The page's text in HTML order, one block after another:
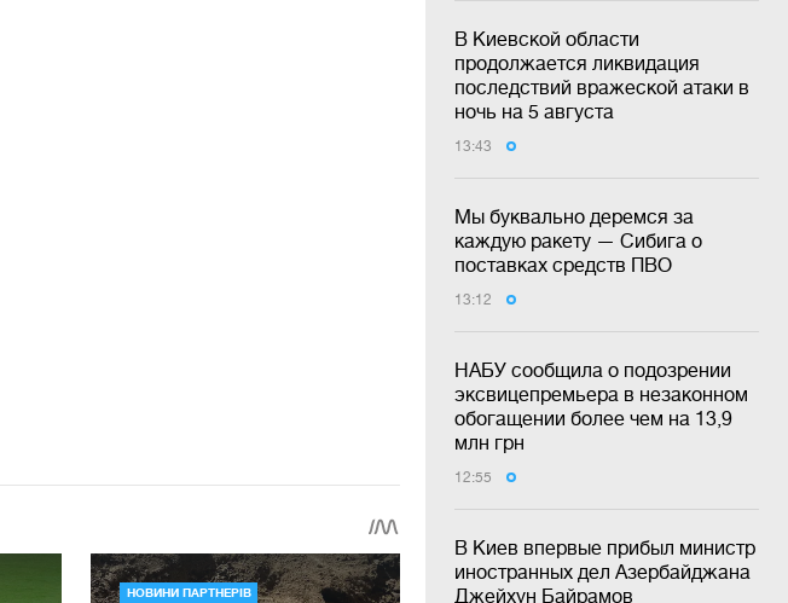
В Киевской области
продолжается ликвидация
последствий вражеской атаки в
ночь на 5 августа
13:43
Мы буквально деремся за
каждую ракету — Сибига о
поставках средств ПВО
13:12
НАБУ сообщила о подозрении
эксвицепремьера в незаконном
обогащении более чем на 13,9
млн грн
12:55
В Киев впервые прибыл министр
иностранных дел Азербайджана
Джейхун Байрамов